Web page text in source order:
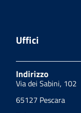
Uffici
Indirizzo
Via dei Sabini, 102
65127 Pescara